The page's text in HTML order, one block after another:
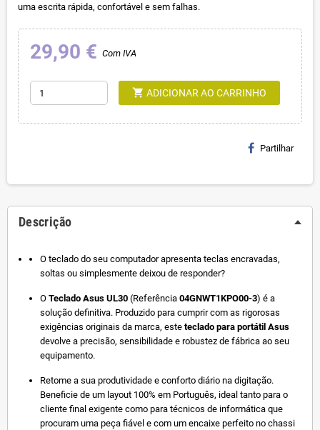
uma escrita rápida, confortável e sem falhas.
29,90 € Com IVA
shopping_cart ADICIONAR AO CARRINHO
Partilhar
Descrição
O teclado do seu computador apresenta teclas encravadas,
soltas ou simplesmente deixou de responder?
O Teclado Asus UL30 (Referência 04GNWT1KPO00-3) é a
solução definitiva. Produzido para cumprir com as rigorosas
exigências originais da marca, este teclado para portátil Asus
devolve a precisão, sensibilidade e robustez de fábrica ao seu
equipamento.
Retome a sua produtividade e conforto diário na digitação.
Beneficie de um layout 100% em Português, ideal tanto para o
cliente final exigente como para técnicos de informática que
procuram uma peça fiável e com um encaixe perfeito no chassi